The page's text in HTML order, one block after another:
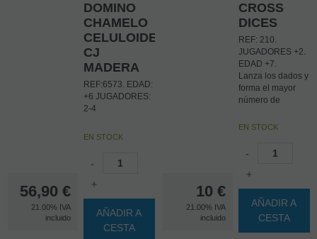
56,90 €
21.00% IVA
incluido
DOMINO
CHAMELO
CELULOIDE
CJ
MADERA
REF:6573. EDAD:
+6 JUGADORES:
2-4
EN STOCK
-
+
AÑADIR A
CESTA
10 €
21.00% IVA
incluido
CROSS
DICES
REF: 210.
JUGADORES +2.
EDAD +7.
Lanza los dados y
forma el mayor
número de
enlazadas dentro
reloj de arena.
gana a tus
un juego rápido y
agiliza la mente.
Pasaras ratos muy
entretenidos.
EN STOCK
-
+
AÑADIR A
CESTA